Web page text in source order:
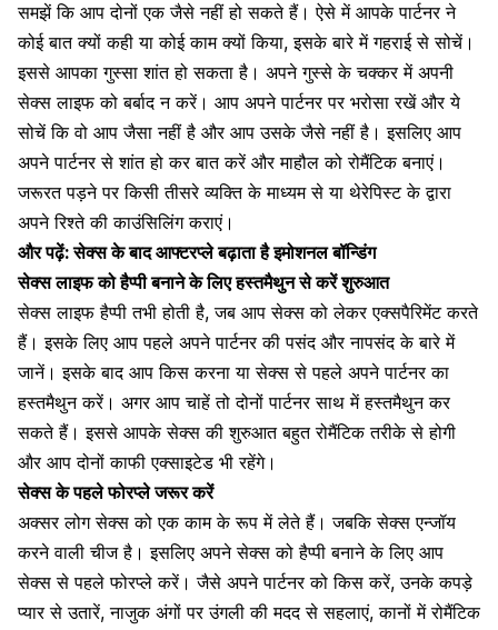
समझें कि आप दोनों एक जैसे नहीं हो सकते हैं। ऐसे में आपके पार्टनर ने
कोई बात क्यों कही या कोई काम क्यों किया, इसके बारे में गहराई से सोचें।
इससे आपकागुस्सा शांत हो सकता है । अपने गुस्से के चक्कर में अपनी
सेक्स लाइफ को बर्बाद न करें। आप अपने पार्टनर पर भरोसा रखें और ये
सोचें कि वो आप जैसा नहीं है और आप उसके जैसे नहीं है। इसलिए आप
अपने पार्टनर से शांत हो कर बात करें और माहौल को रोमैंटिक बनाएं।
जरूरत पड़ने पर किसी तीसरे व्यक्ति के माध्यम से या थेरेपिस्ट के द्वारा
अपनेरिश्ते की काउंसिलिंग कराएं।
और पढ़ें:सेक्स के बाद आफ्टरप्ले बढ़ाता है इमोशनल बॉन्डिंग
सेक्स लाइफ को हैप्पी बनाने के लिए हस्तमैथुन से करें शुरुआत
सेक्स लाइफ हैप्पी तभी होती है, जब आप सेक्स को लेकर एक्सपैरिमेंट करते
हैं। इसके लिए आप पहले अपने पार्टनर की पसंद और नापसंद के बारे में
जानें। इसके बाद आप किस करना यासेक्स से पहले अपने पार्टनर का
हस्तमैथुनकरें। अगर आप चाहें तोदोनों पार्टनर साथ में हस्तमैथुन कर
सकते हैं। इससे आपके सेक्स की शुरुआत बहुत रोमैंटिक तरीके से होगी
और आप दोनों काफी एक्साइटेड भी रहेंगे।
सेक्स के पहले फोरप्ले जरूर करें
अक्सर लोग सेक्स को एक काम के रूप में लेते हैं। जबकि सेक्स एन्जॉय
करने वाली चीज है। इसलिए अपने सेक्स को हैप्पी बनाने के लिए आप
सेक्स से पहले फोरप्ले करें। जैसे अपने पार्टनर को किस करें, उनकेकपड़े
प्यार से उतारें, नाजुक अंगों पर उंगली की मदद से सहलाएं, कानों मेंरोमैंटिक